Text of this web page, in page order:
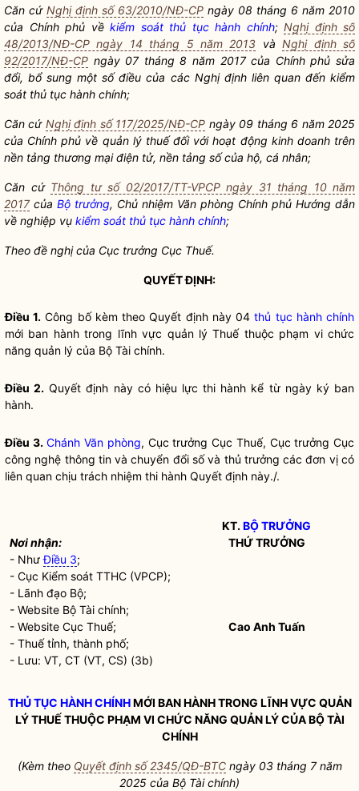
Căn cứ Nghị định số 63/2010/NĐ-CP ngày 08 tháng 6 năm 2010
của Chính phủ về kiểm soát thủ tục hành chính; Nghị định số
48/2013/NĐ-CP ngày 14 tháng 5 năm 2013 vàNghị định số
92/2017/NĐ-CP ngày 07 tháng 8 năm 2017 của Chính phủ sửa
đổi, bổ sung một số điều của các Nghị định liên quan đến kiểm
soát thủ tục hành chính;
Căn cứ Nghị định số 117/2025/NĐ-CP ngày 09 tháng 6 năm 2025
của Chính phủ về quản lý thuế đối với hoạt động kinh doanh trên
nền tảng thương mại điện tử, nền tảng số của hộ, cá nhân;
Căn cứ Thông tư số 02/2017/TT-VPCP ngày 31 tháng 10 năm
2017của Bộ trưởng, Chủ nhiệm Văn phòng Chính phủ Hướng dẫn
về nghiệp vụ kiểm soát thủ tục hành chính;
Theo đề nghị của Cục trưởng Cục Thuế.
QUYẾT ĐỊNH:
Điều 1. Công bố kèm theo Quyết định này 04thủ tục hành chính
mới ban hành trong lĩnh vực quản lý Thuế thuộc phạm vi chức
năng quản lý của Bộ Tài chính.
Điều 2. Quyết định này có hiệu lực thi hành kể từ ngày ký ban
hành.
Điều 3. Chánh Văn phòng, Cục trưởng Cục Thuế, Cục trưởng Cục
công nghệ thông tin và chuyển đổi số và thủ trưởng các đơn vị có
liên quan chịu trách nhiệm thi hành Quyết định này./.
Nơi nhận:
- NhưĐiều 3;
- Cục Kiểm soát TTHC (VPCP);
- Lãnh đạo Bộ;
- Website Bộ Tài chính;
- Website Cục Thuế;
- Thuế tỉnh, thành phố;
- Lưu: VT, CT (VT, CS) (3b)
KT.BỘ TRƯỞNG
THỨ TRƯỞNG
Cao Anh Tuấn
THỦ TỤC HÀNH CHÍNHMỚI BAN HÀNH TRONG LĨNH VỰC QUẢN
LÝ THUẾ THUỘC PHẠM VI CHỨC NĂNG QUẢN LÝ CỦA BỘ TÀI
CHÍNH
(Kèm theo Quyết định số 2345/QĐ-BTCngày 03 tháng 7 năm
2025 của Bộ Tài chính)